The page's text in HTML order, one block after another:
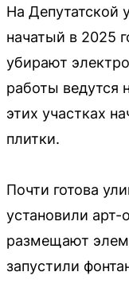
На Депутатской
начатый в 2025
убирают
работы ведутся
этих участках
плитки.
Почти готова
установили
размещают
запустили